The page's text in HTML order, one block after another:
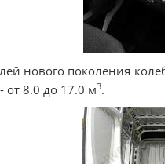
нового поколения
от 8.0 до 17.0 м3.